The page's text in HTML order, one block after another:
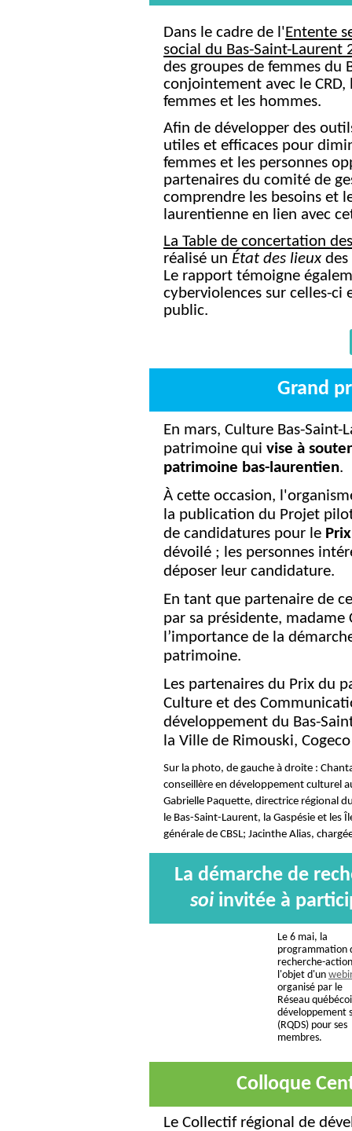
Dans le cadre de l'Entente
social du Bas-Saint-Laurent
des groupes de femmes du
conjointement avec le
femmes et les hommes.
Afin de développer des
utiles et efficaces pour
femmes et les personnes
partenaires du comité de
comprendre les besoins et
laurentienne en lien avec
La Table de concertation
réalisé un État des lieux des
Le rapport témoigne
cyberviolences sur celles-ci
public.
Grand
En mars, Culture Bas-
patrimoine qui vise à
patrimoine bas-laurentien.
À cette occasion,
la publication du Projet
de candidatures pour le
dévoilé ; les personnes
déposer leur candidature.
En tant que partenaire de
par sa présidente, madame
l’importance de la
patrimoine.
Les partenaires du Prix du
Culture et des
développement du Bas-
la Ville de Rimouski,
Sur la photo, de gauche à droite :
conseillère en développement culturel
Gabrielle Paquette, directrice régional
le Bas-Saint-Laurent, la Gaspésie et
générale de CBSL; Jacinthe Alias,
La démarche de
soiinvitée à
Le 6 mai, la
programmation
recherche-
l'objet d'un
organisé par le
Réseau
développement
(RQDS) pour ses
membres.
Colloque